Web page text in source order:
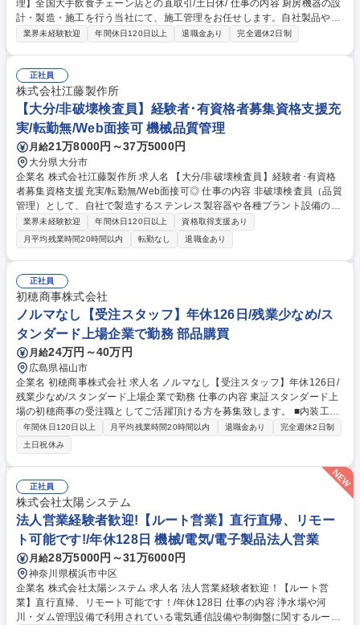
理】全国大手飲食チェーン店との直取引/土日休/ 仕事の内容 厨房機器の設
計・製造・施工を行う当社にて、施工管理をお任せします。自社製品や他
社メーカー品の調達から現場管理まで一貫して携わり、大手飲食チェーン
工程調整 ■施工終了後の請求対応、仕入れ業者への支払対応 ■担当エリ
ア：全国（宿泊を伴う遠方出張あり） ※入社後まずは施工管理に専念いた
だき、営業・調達は行いません。事務業務（手配・調整等）も並行して担
当します。 募集職種 本郷三丁目【厨房機器の施工管理】全国大手飲食チ
ェーン店との直取引/土日休/
業界未経験歓迎 年間休日120日以上 退職金あり 完全週休2日制
正社員
株式会社江藤製作所
【大分/非破壊検査員】経験者･有資格者募集資格支援充
実/転勤無/Web面接可 機械品質管理
月給21万8000円～37万5000円
大分県大分市
企業名 株式会社江藤製作所 求人名 【大分/非破壊検査員】経験者･有資格
者募集資格支援充実/転勤無/Web面接可◎ 仕事の内容 非破壊検査員（品質
管理）として、自社で製造するステンレス製容器や各種プラント設備の検
査業務および工程管理をお任せします。（業務内容の変更の範囲）当社業
務全般 【業務内容】※主に2つの軸をメインに就業して頂きます。 ■検査
業務(非破壊検査：製品に異常がないかを非破壊検査の技法を用いて調べ
ていきます/製品の検査：図面通り製品ができているか・既定の要領に沿っ
た製品が出来ているかを確認/検査書類作成：法令やお客様の要望に沿って
検査書類を作成する) ■工程管理(検査をしないといけない納期までに、製
品がしっかりと上がってくるか等の前工程の納期管理もして頂きます) 募
集職種 【大分/非破壊検査員】経験者･有資格者募集資格支援充実/転勤無/
Web面接可◎
業界未経験歓迎 年間休日120日以上
資格取得支援あり
月平均残業時間20時間以内
転勤なし 退職金あり
正社員
初穂商事株式会社
ノルマなし【受注スタッフ】年休126日/残業少なめ/ス
タンダード上場企業で勤務 部品購買
月給24万円～40万円
広島県福山市
企業名 初穂商事株式会社 求人名 ノルマなし【受注スタッフ】年休126日/
残業少なめ/スタンダード上場企業で勤務 仕事の内容 東証スタンダード上
場の初穂商事の受注職としてご活躍頂ける方を募集致します。 ■内装工事
店・建材店等のお客様からの発注時のお電話対応 ■社内の方とのすり合わ
せ ■商材の管理や注文書にもとづく発送手配、業者さんとの価格交渉、配
送の管理などをお任せ致します★★ 営業職に近いものはありますがノルマ
はなし！教育体制も抜群なので 安心して働けます★ 募集職種 ノルマなし
【受注スタッフ】年休126日/残業少なめ/スタンダード上場企業で勤務
年間休日120日以上 月平均残業時間20時間以内 退職金あり
完全週休2日制
土日祝休み
正社員
株式会社太陽システム
法人営業経験者歓迎!【ルート営業】直行直帰、リモー
ト可能です!/年休128日 機械/電気/電子製品法人営業
月給28万5000円～31万6000円
神奈川県横浜市中区
企業名 株式会社太陽システム 求人名 法人営業経験者歓迎！【ルート営
業】直行直帰、リモート可能です！/年休128日 仕事の内容 浄水場や河
川・ダム管理設備で利用されている電気通信設備や制御盤に関するルート